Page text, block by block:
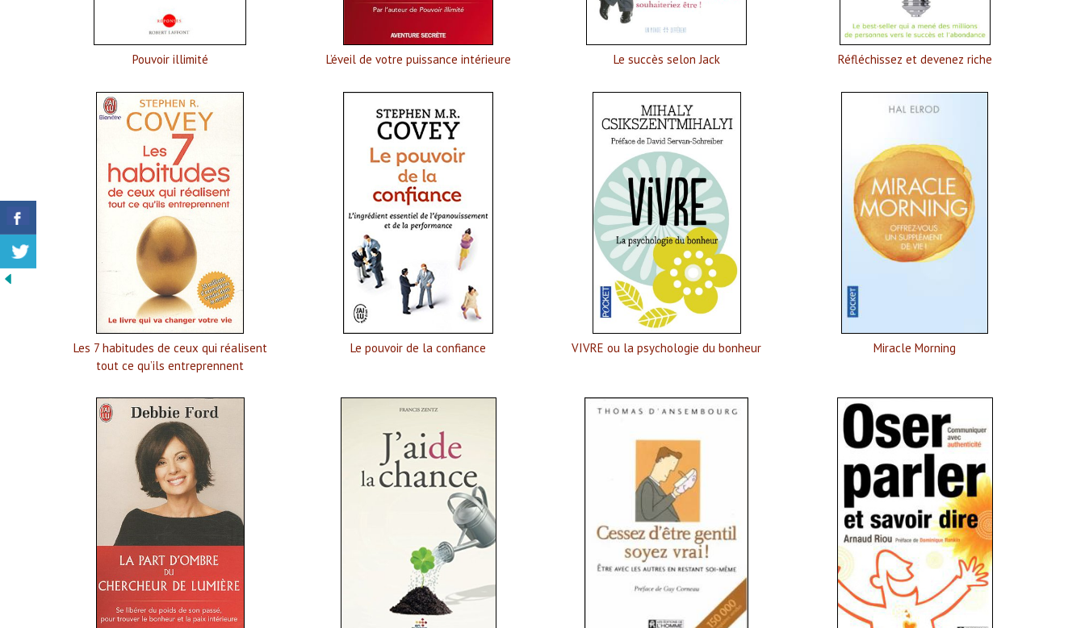
Pouvoir illimité L’éveil de votre puissance intérieure Le succès selon Jack Réfléchissez et devenez riche
Les 7 habitudes de ceux qui réalisent
tout ce qu’ils entreprennent
Le pouvoir de la confiance VIVRE ou la psychologie du bonheur Miracle Morning